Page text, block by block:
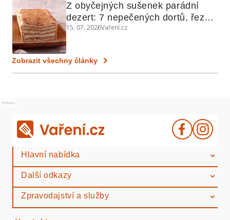
Z obyčejných sušenek parádní
dezert: 7 nepečených dortů, řezů
a koláčů
15. 07. 2026Vaření.cz
Zobrazit všechny články
Reklama
Hlavní nabídka
Další odkazy
Zpravodajství a služby